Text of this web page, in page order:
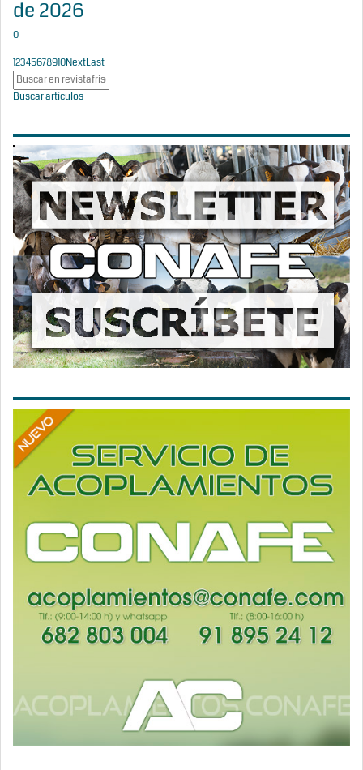
de 2026
0
12345678910NextLast
Buscar artículos